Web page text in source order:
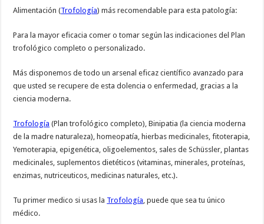
Alimentación (Trofología) más recomendable para esta patología:
Para la mayor eficacia comer o tomar según las indicaciones del Plan
trofológico completo o personalizado.
Más disponemos de todo un arsenal eficaz científico avanzado para
que usted se recupere de esta dolencia o enfermedad, gracias a la
ciencia moderna.
Trofología (Plan trofológico completo), Binipatia (la ciencia moderna
de la madre naturaleza), homeopatía, hierbas medicinales, fitoterapia,
Yemoterapia, epigenética, oligoelementos, sales de Schüssler, plantas
medicinales, suplementos dietéticos (vitaminas, minerales, proteínas,
enzimas, nutriceuticos, medicinas naturales, etc.).
Tu primer medico si usas la Trofología , puede que sea tu único
médico.